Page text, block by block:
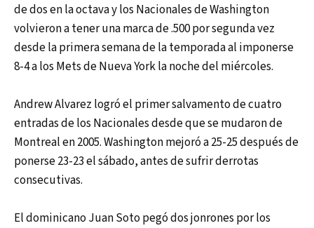
de dos en la octava y los Nacionales de Washington
volvieron a tener una marca de .500 por segunda vez
desde la primera semana de la temporada al imponerse
8-4 a los Mets de Nueva York la noche del miércoles.
Andrew Alvarez logró el primer salvamento de cuatro
entradas de los Nacionales desde que se mudaron de
Montreal en 2005. Washington mejoró a 25-25 después de
ponerse 23-23 el sábado, antes de sufrir derrotas
consecutivas.
El dominicano Juan Soto pegó dos jonrones por los